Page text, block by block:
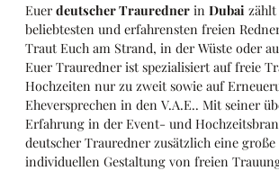
Euer deutscher Trauredner in Dubai zählt
beliebtesten und erfahrensten freien
Traut Euch am Strand, in der Wüste oder
Euer Trauredner ist spezialisiert auf freie
Hochzeiten nur zu zweit sowie auf
Eheversprechen in den V.A.E.. Mit seiner
Erfahrung in der Event- und
deutscher Trauredner zusätzlich eine
individuellen Gestaltung von freien